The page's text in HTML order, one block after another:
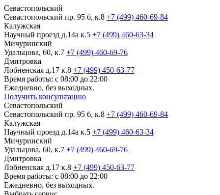
Севастопольский
Севастопольский пр. 95 б, к.8 +7 (499) 460-69-84
Калужская
Научный проезд д.14а к.5 +7 (499) 460-63-34
Мичуринский
Удальцова, 60, к.7 +7 (499) 460-69-76
Дмитровка
Лобненская д.17 к.8 +7 (499) 450-63-77
Время работы: с 08:00 до 22:00
Ежедневно, без выходных.
Получить консультацию
Севастопольский
Севастопольский пр. 95 б, к.8 +7 (499) 460-69-84
Калужская
Научный проезд д.14а к.5 +7 (499) 460-63-34
Мичуринский
Удальцова, 60, к.7 +7 (499) 460-69-76
Дмитровка
Лобненская д.17 к.8 +7 (499) 450-63-77
Время работы: с 08:00 до 22:00
Ежедневно, без выходных.